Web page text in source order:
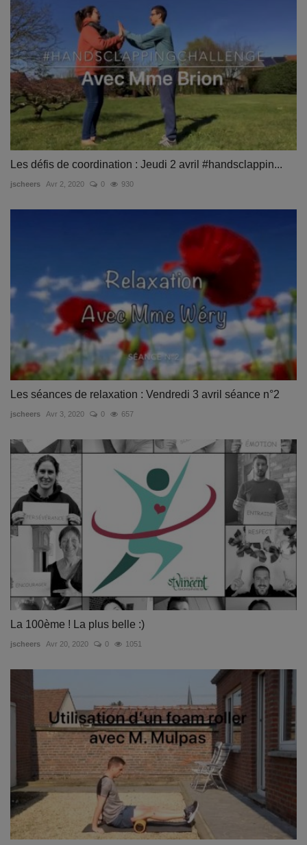
Les défis de coordination : Jeudi 2 avril #handsclappin...
jscheers Avr 2, 2020 0 930
Les séances de relaxation : Vendredi 3 avril séance n°2
jscheers Avr 3, 2020 0 657
La 100ème ! La plus belle :)
jscheers Avr 20, 2020 0 1051